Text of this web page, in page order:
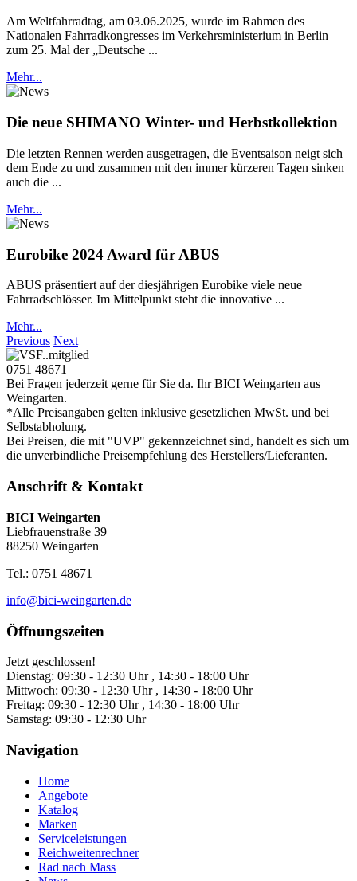
Am Weltfahrradtag, am 03.06.2025, wurde im Rahmen des
Nationalen Fahrradkongresses im Verkehrsministerium in Berlin
zum 25. Mal der „Deutsche ...
Mehr...
Die neue SHIMANO Winter- und Herbstkollektion
Die letzten Rennen werden ausgetragen, die Eventsaison neigt sich
dem Ende zu und zusammen mit den immer kürzeren Tagen sinken
auch die ...
Mehr...
Eurobike 2024 Award für ABUS
ABUS präsentiert auf der diesjährigen Eurobike viele neue
Fahrradschlösser. Im Mittelpunkt steht die innovative ...
Mehr...
Previous Next
0751 48671
Bei Fragen jederzeit gerne für Sie da. Ihr BICI Weingarten aus
Weingarten.
*Alle Preisangaben gelten inklusive gesetzlichen MwSt. und bei
Selbstabholung.
Bei Preisen, die mit "UVP" gekennzeichnet sind, handelt es sich um
die unverbindliche Preisempfehlung des Herstellers/Lieferanten.
Anschrift & Kontakt
BICI Weingarten
Liebfrauenstraße 39
88250 Weingarten
Tel.: 0751 48671
info@bici-weingarten.de
Öffnungszeiten
Jetzt geschlossen!
Dienstag: 09:30 - 12:30 Uhr , 14:30 - 18:00 Uhr
Mittwoch: 09:30 - 12:30 Uhr , 14:30 - 18:00 Uhr
Freitag: 09:30 - 12:30 Uhr , 14:30 - 18:00 Uhr
Samstag: 09:30 - 12:30 Uhr
Navigation
Home
Angebote
Katalog
Marken
Serviceleistungen
Reichweitenrechner
Rad nach Mass